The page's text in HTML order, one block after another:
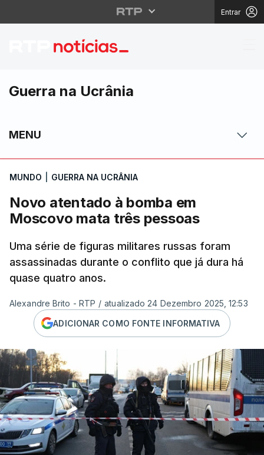
Entrar
Novo atentado à
Guerra na Ucrânia
MENU
MUNDO GUERRA NA UCRÂNIA
Novo atentado à bomba em
Moscovo mata três pessoas
Uma série de figuras militares russas foram
assassinadas durante o conflito que já dura há
quase quatro anos.
Alexandre Brito - RTP / atualizado 24 Dezembro 2025, 12:53
ADICIONAR COMO FONTE INFORMATIVA